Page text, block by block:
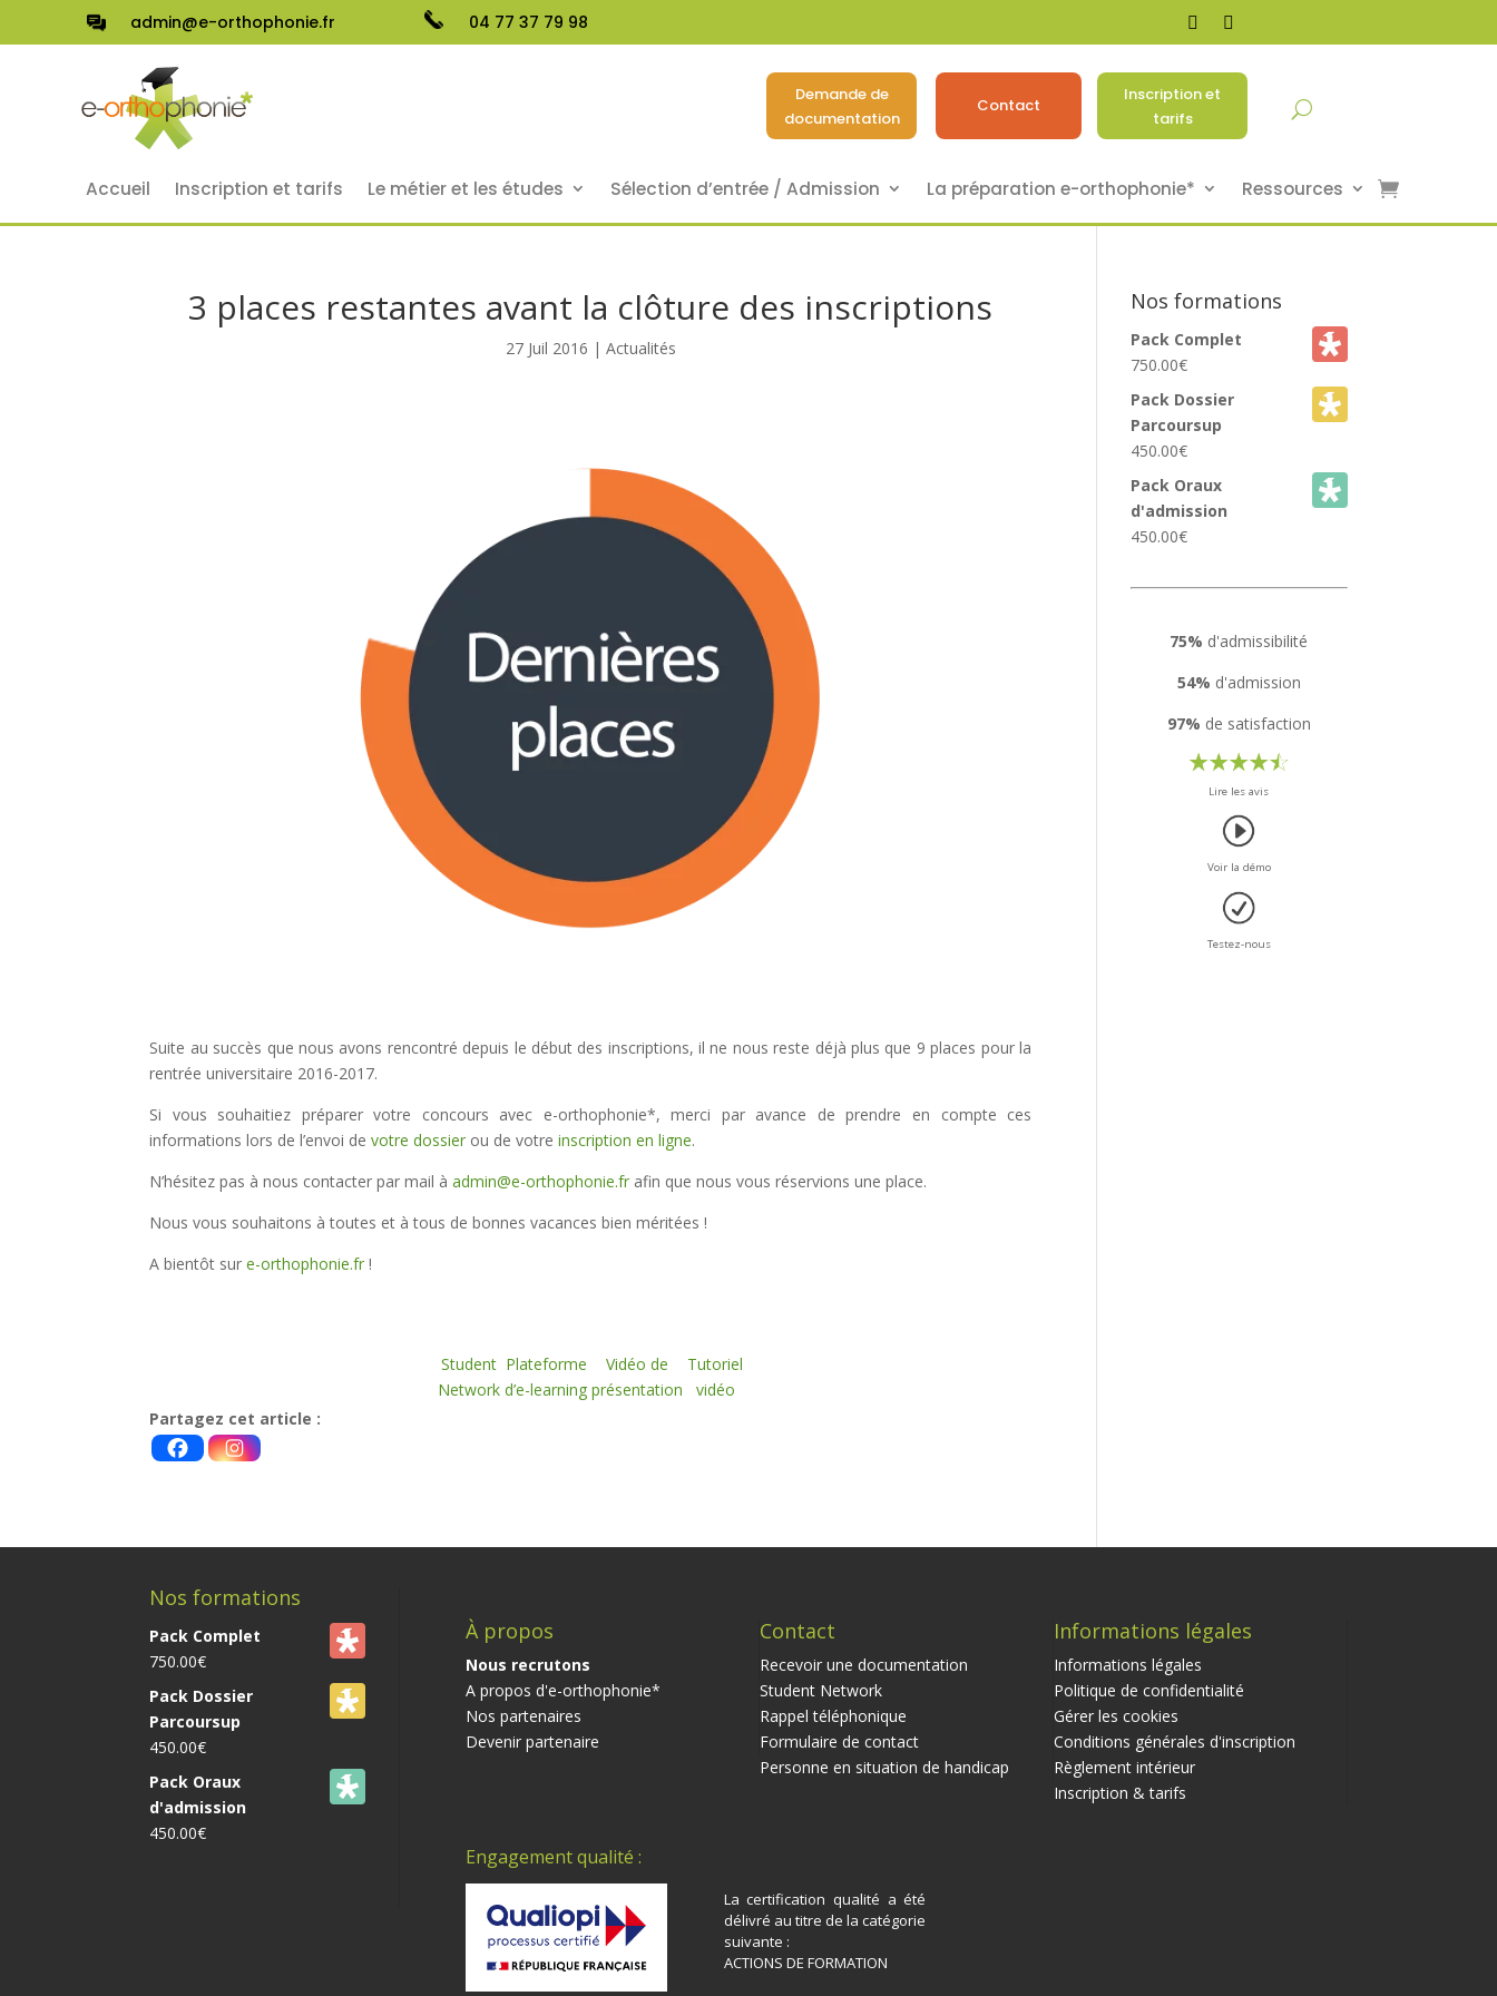
admin@e-orthophonie.fr 04 77 37 79 98
Demande de
documentation
Contact
Inscription et
tarifs
Accueil Inscription et tarifs Le métier et les études Sélection d’entrée / Admission La préparation e-orthophonie* Ressources
3 places restantes avant la clôture des inscriptions
27 Juil 2016 | Actualités
Suite au succès que nous avons rencontré depuis le début des inscriptions, il ne nous reste déjà plus que 9 places pour la
rentrée universitaire 2016-2017.
Si vous souhaitiez préparer votre concours avec e-orthophonie*, merci par avance de prendre en compte ces
informations lors de l’envoi devotre dossier ou de votreinscription en ligne.
N’hésitez pas à nous contacter par mail àadmin@e-orthophonie.fr afin que nous vous réservions une place.
Nous vous souhaitons à toutes et à tous de bonnes vacances bien méritées !
A bientôt sure-orthophonie.fr !
Student
Network
Plateforme
d’e-learning
Vidéo de
présentation
Tutoriel
vidéo
Partagez cet article :
Nos formations
Pack Complet
750.00€
Pack Dossier
Parcoursup
450.00€
Pack Oraux
d'admission
450.00€
75% d'admissibilité
54% d'admission
97% de satisfaction
Lire les avis
Voir la démo
Testez-nous
Nos formations
Pack Complet
750.00€
Pack Dossier
Parcoursup
450.00€
Pack Oraux
d'admission
450.00€
À propos
Nous recrutons
A propos d'e-orthophonie*
Nos partenaires
Devenir partenaire
Contact
Recevoir une documentation
Student Network
Rappel téléphonique
Formulaire de contact
Personne en situation de handicap
Informations légales
Informations légales
Politique de confidentialité
Gérer les cookies
Conditions générales d'inscription
Règlement intérieur
Inscription & tarifs
Engagement qualité :
La certification qualité a été
délivré au titre de la catégorie
suivante :
ACTIONS DE FORMATION